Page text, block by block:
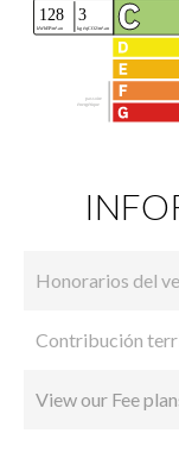
Honorarios del
Contribución
View our Fee